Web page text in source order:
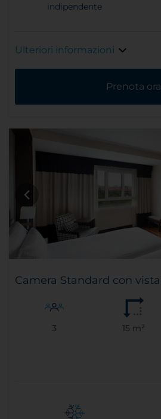
indipendente
Ulteriori informazioni
Prenota ora
Camera Standard con vista
3 15 m²